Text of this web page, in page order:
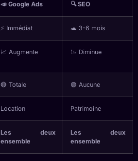
📣 Google Ads 🔍 SEO
⚡ Immédiat 🐢 3-6 mois
📈 Augmente 📉 Diminue
🔴 Totale 🟢 Aucune
Location Patrimoine
Les deux
ensemble
Les deux
ensemble